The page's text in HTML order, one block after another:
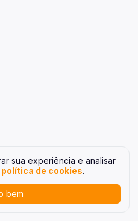
sua experiência e analisar
política de cookies.
bem